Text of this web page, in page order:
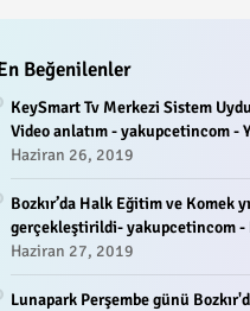
Beğenilenler
KeySmart Tv Merkezi Sistem
Video anlatım - yakupcetincom -
Haziran 26, 2019
Bozkır’da Halk Eğitim ve Komek
gerçekleştirildi- yakupcetincom -
Haziran 27, 2019
Lunapark Perşembe günü